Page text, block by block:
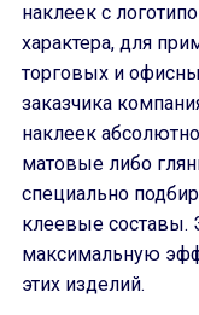
наклеек с
характера, для
торговых и
заказчика
наклеек
матовые либо
специально
клеевые составы.
максимальную
этих изделий.